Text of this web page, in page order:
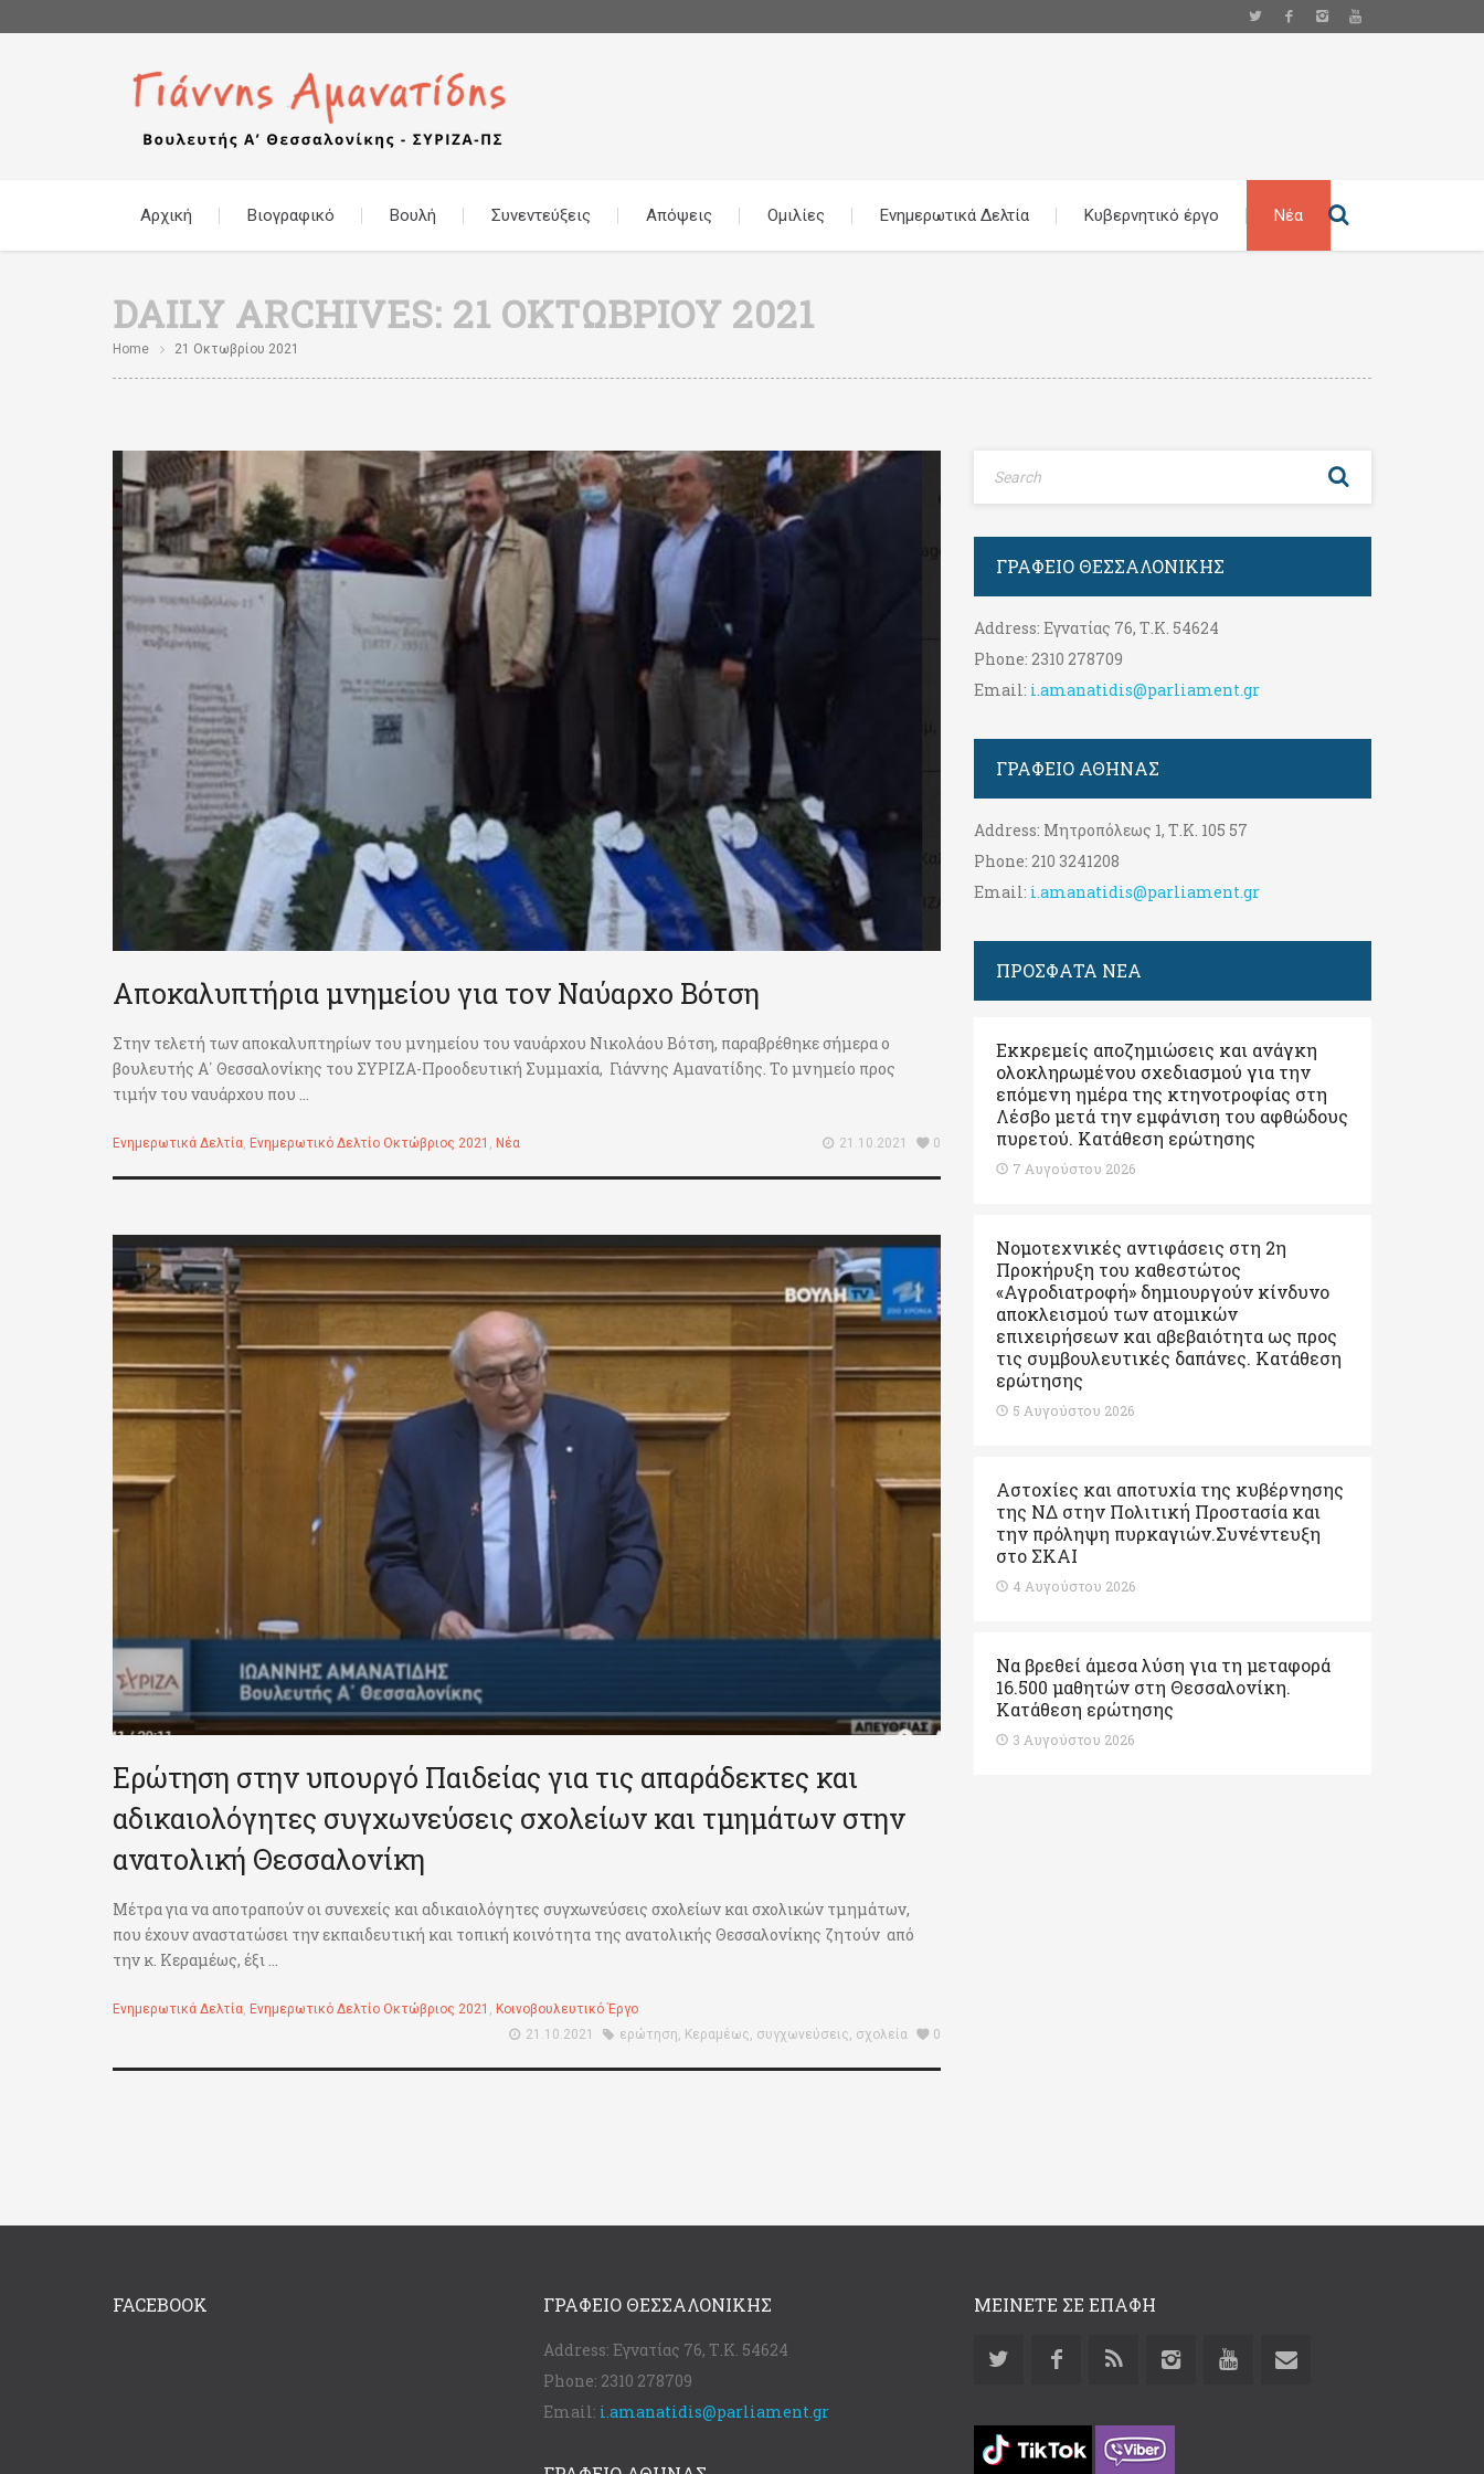
Αρχική Βιογραφικό Βουλή Συνεντεύξεις Απόψεις Ομιλίες Ενημερωτικά Δελτία Κυβερνητικό έργο Νέα
DAILY ARCHIVES: 21 ΟΚΤΩΒΡΊΟΥ 2021
Home 21 Οκτωβρίου 2021
Αποκαλυπτήρια μνημείου για τον Ναύαρχο Βότση
Στην τελετή των αποκαλυπτηρίων του μνημείου του ναυάρχου Νικολάου Βότση, παραβρέθηκε σήμερα ο
βουλευτής Α΄ Θεσσαλονίκης του ΣΥΡΙΖΑ-Προοδευτική Συμμαχία, Γιάννης Αμανατίδης. Το μνημείο προς
τιμήν του ναυάρχου που ...
Ενημερωτικά Δελτία, Ενημερωτικό Δελτίο Οκτώβριος 2021 , Νέα 21.10.2021 0
Ερώτηση στην υπουργό Παιδείας για τις απαράδεκτες και
αδικαιολόγητες συγχωνεύσεις σχολείων και τμημάτων στην
ανατολική Θεσσαλονίκη
Μέτρα για να αποτραπούν οι συνεχείς και αδικαιολόγητες συγχωνεύσεις σχολείων και σχολικών τμημάτων,
που έχουν αναστατώσει την εκπαιδευτική και τοπική κοινότητα της ανατολικής Θεσσαλονίκης ζητούν από
την κ. Κεραμέως, έξι ...
Ενημερωτικά Δελτία, Ενημερωτικό Δελτίο Οκτώβριος 2021 , Κοινοβουλευτικό Έργο
21.10.2021
ερώτηση, Κεραμέως, συγχωνεύσεις, σχολεία 0
ΓΡΑΦΕΊΟ ΘΕΣΣΑΛΟΝΊΚΗΣ
Address: Εγνατίας 76, Τ.Κ. 54624
Phone: 2310 278709
Email: i.amanatidis@parliament.gr
ΓΡΑΦΕΊΟ ΑΘΉΝΑΣ
Address: Μητροπόλεως 1, Τ.Κ. 105 57
Phone: 210 3241208
Email: i.amanatidis@parliament.gr
ΠΡΟΣΦΑΤΑ ΝΕΑ
Εκκρεμείς αποζημιώσεις και ανάγκη
ολοκληρωμένου σχεδιασμού για την
επόμενη ημέρα της κτηνοτροφίας στη
Λέσβο μετά την εμφάνιση του αφθώδους
πυρετού. Kατάθεση ερώτησης
7 Αυγούστου 2026
Νομοτεχνικές αντιφάσεις στη 2η
Προκήρυξη του καθεστώτος
«Αγροδιατροφή» δημιουργούν κίνδυνο
αποκλεισμού των ατομικών
επιχειρήσεων και αβεβαιότητα ως προς
τις συμβουλευτικές δαπάνες. Κατάθεση
ερώτησης
5 Αυγούστου 2026
Αστοχίες και αποτυχία της κυβέρνησης
της ΝΔ στην Πολιτική Προστασία και
την πρόληψη πυρκαγιών.Συνέντευξη
στο ΣΚΑΙ
4 Αυγούστου 2026
Να βρεθεί άμεσα λύση για τη μεταφορά
16.500 μαθητών στη Θεσσαλονίκη.
Κατάθεση ερώτησης
3 Αυγούστου 2026
FACEBOOK ΓΡΑΦΕΊΟ ΘΕΣΣΑΛΟΝΊΚΗΣ
Address: Εγνατίας 76, Τ.Κ. 54624
Phone: 2310 278709
Email: i.amanatidis@parliament.gr
ΜΕΙΝΕΤΕ ΣΕ ΕΠΑΦΗ